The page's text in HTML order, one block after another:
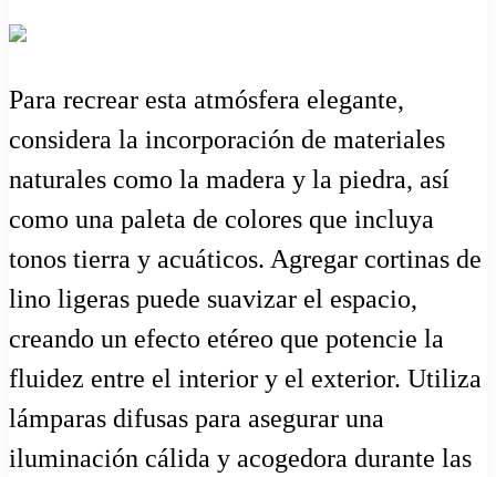
Para recrear esta atmósfera elegante,
considera la incorporación de materiales
naturales como la madera y la piedra, así
como una paleta de colores que incluya
tonos tierra y acuáticos. Agregar cortinas de
lino ligeras puede suavizar el espacio,
creando un efecto etéreo que potencie la
fluidez entre el interior y el exterior. Utiliza
lámparas difusas para asegurar una
iluminación cálida y acogedora durante las